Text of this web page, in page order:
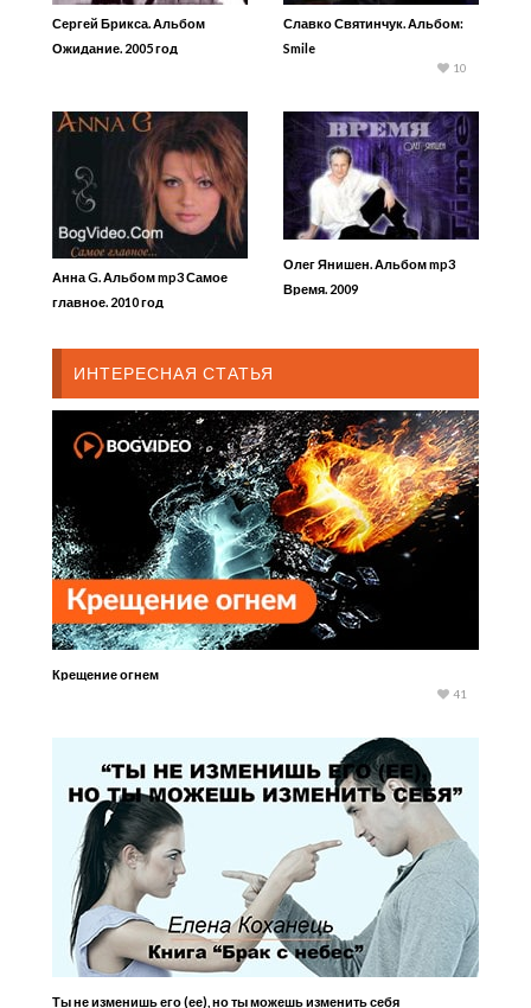
Сергей Брикса. Альбом
Ожидание. 2005 год
Славко Святинчук. Альбом:
Smile
10
Анна G. Альбом mp3 Самое
главное. 2010 год
Олег Янишен. Альбом mp3
Время. 2009
ИНТЕРЕСНАЯ СТАТЬЯ
Крещение огнем
41
Ты не изменишь его (ее), но ты можешь изменить себя